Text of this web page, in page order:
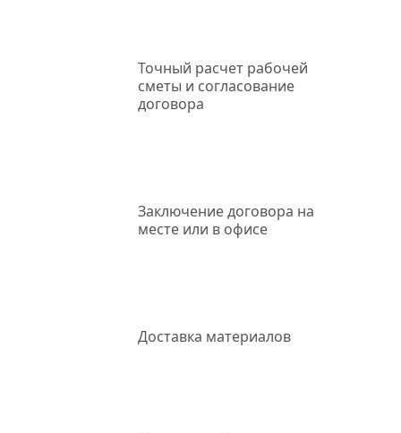
Точный расчет рабочей
сметы и согласование
договора
Заключениедоговора на
месте или в офисе
Доставка материалов